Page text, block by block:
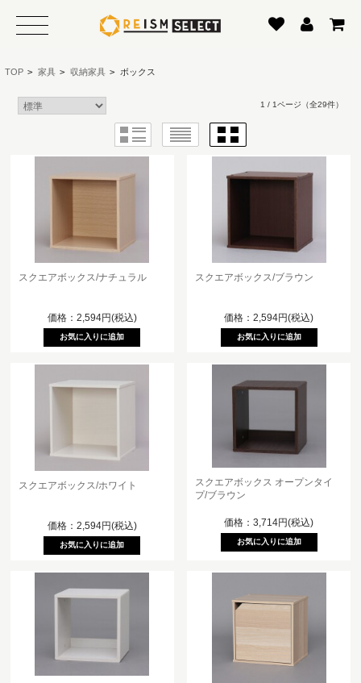
TOP > 家具 > 収納家具 > ボックス
1 / 1ページ （全29件）
スクエアボックス/ナチュラル
価格：2,594円(税込)
スクエアボックス/ブラウン
価格：2,594円(税込)
スクエアボックス/ホワイト
価格：2,594円(税込)
スクエアボックス オープンタイ
プ/ブラウン
価格：3,714円(税込)